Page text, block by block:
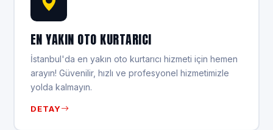
EN YAKIN OTO KURTARICI
İstanbul'da en yakın oto kurtarıcı hizmeti için hemen
arayın! Güvenilir, hızlı ve profesyonel hizmetimizle
yolda kalmayın.
DETAY